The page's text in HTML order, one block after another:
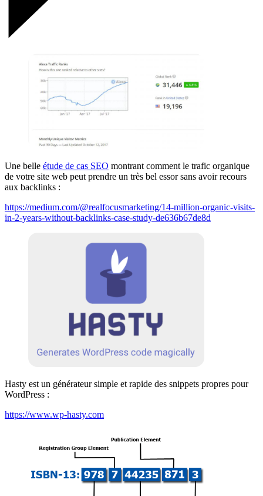
Une belle étude de cas SEO montrant comment le trafic organique
de votre site web peut prendre un très bel essor sans avoir recours
aux backlinks :
https://medium.com/@realfocusmarketing/14-million-organic-visits-
in-2-years-without-backlinks-case-study-de636b67de8d
Hasty est un générateur simple et rapide des snippets propres pour
WordPress :
https://www.wp-hasty.com